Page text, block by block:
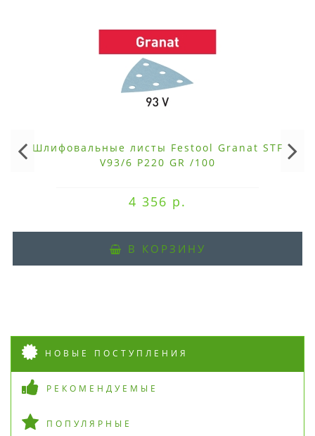
Шлифовальные листы Festool Granat STF
V93/6 P220 GR /100
4 356 р.
В КОРЗИНУ
НОВЫЕ ПОСТУПЛЕНИЯ
РЕКОМЕНДУЕМЫЕ
ПОПУЛЯРНЫЕ